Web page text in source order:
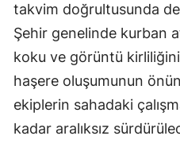
takvim doğrultusunda
Şehir genelinde kurban
koku ve görüntü
haşere oluşumunun
ekiplerin sahadaki
kadar aralıksız